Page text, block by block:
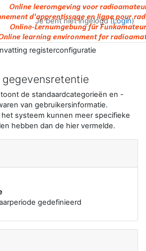
Je bent niet ingelogd (Login)
registerconfiguratie
de standaardcategorieën en -
van gebruikersinformatie.
systeem kunnen meer specifieke
hebben dan de hier vermelde.
gedefinieerd